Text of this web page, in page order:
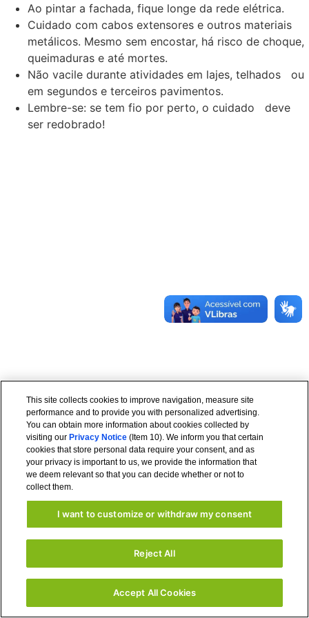
Ao pintar a fachada, fique longe da rede elétrica.
Cuidado com cabos extensores e outros materiais
metálicos. Mesmo sem encostar, há risco de choque,
queimaduras e até mortes.
Não vacile durante atividades em lajes, telhados ou
em segundos e terceiros pavimentos.
Lembre-se: se tem fio por perto, o cuidado deve
ser redobrado!
This site collects cookies to improve navigation, measure site
performance and to provide you with personalized advertising.
You can obtain more information about cookies collected by
visiting our Privacy Notice(Item 10). We inform you that certain
cookies that store personal data require your consent, and as
your privacy is important to us, we provide the information that
we deem relevant so that you can decide whether or not to
collect them.
I want to customize or withdraw my consent
Reject All
Accept All Cookies